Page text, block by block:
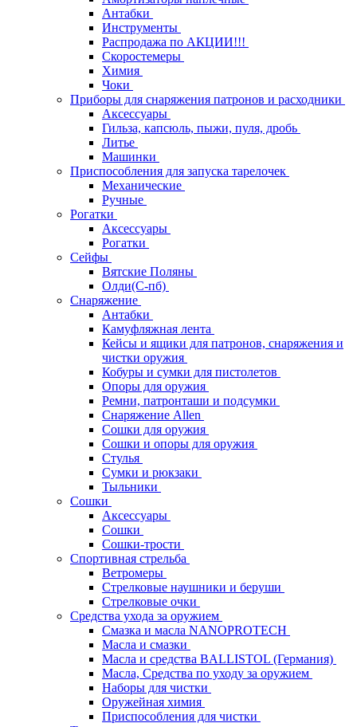
Антабки
Инструменты
Распродажа по АКЦИИ!!!
Скоростемеры
Химия
Чоки
Приборы для снаряжения патронов и расходники
Аксессуары
Гильза, капсюль, пыжи, пуля, дробь
Литье
Машинки
Приспособления для запуска тарелочек
Механические
Ручные
Рогатки
Аксессуары
Рогатки
Сейфы
Вятские Поляны
Олди(С-пб)
Снаряжение
Антабки
Камуфляжная лента
Кейсы и ящики для патронов, снаряжения и
чистки оружия
Кобуры и сумки для пистолетов
Опоры для оружия
Ремни, патронташи и подсумки
Снаряжение Allen
Сошки для оружия
Сошки и опоры для оружия
Стулья
Сумки и рюкзаки
Тыльники
Сошки
Аксессуары
Сошки
Сошки-трости
Спортивная стрельба
Ветромеры
Стрелковые наушники и беруши
Стрелковые очки
Средства ухода за оружием
Смазка и масла NANOPROTECH
Масла и смазки
Масла и средства BALLISTOL (Германия)
Масла, Средства по уходу за оружием
Наборы для чистки
Оружейная химия
Приспособления для чистки